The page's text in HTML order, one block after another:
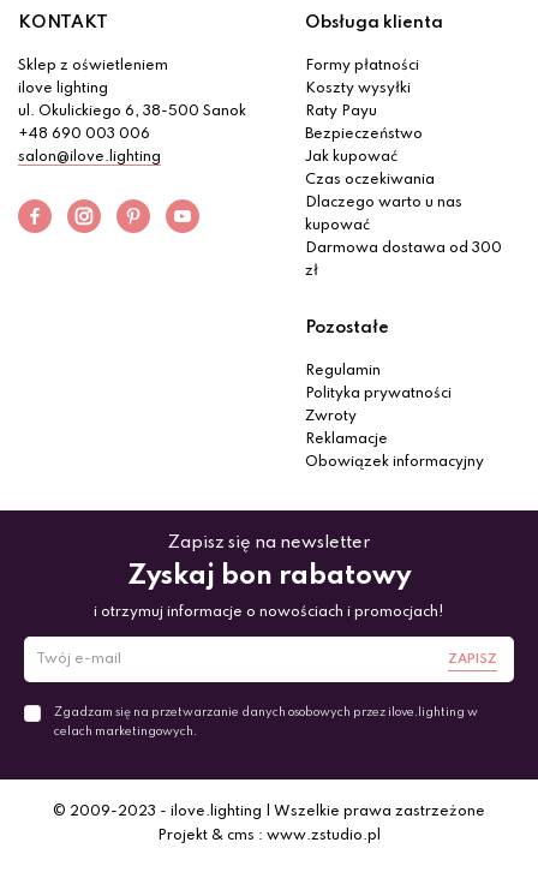
KONTAKT
Sklep z oświetleniem
ilove lighting
ul. Okulickiego 6, 38-500 Sanok
+48 690 003 006
salon@ilove.lighting
Obsługa klienta
Formy płatności
Koszty wysyłki
Raty Payu
Bezpieczeństwo
Jak kupować
Czas oczekiwania
Dlaczego warto u nas
kupować
Darmowa dostawa od 300
zł
Pozostałe
Regulamin
Polityka prywatności
Zwroty
Reklamacje
Obowiązek informacyjny
Zapisz się na newsletter
Zyskaj bon rabatowy
i otrzymuj informacje o nowościach i promocjach!
ZAPISZ
Zgadzam się na przetwarzanie danych osobowych przez ilove.lighting w
celach marketingowych.
© 2009-2023 - ilove.lighting | Wszelkie prawa zastrzeżone
Projekt & cms : www.zstudio.pl